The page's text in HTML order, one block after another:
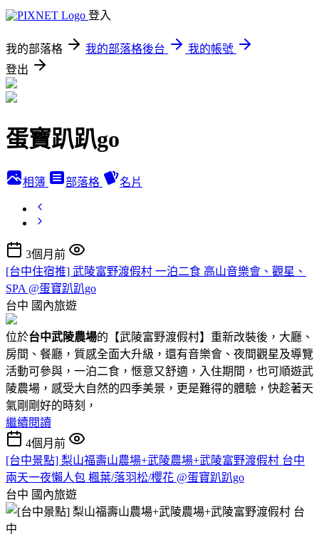
登入
我的部落格 我的部落格後台
我的帳號
登出
蛋寶趴趴go
相簿 部落格 名片
3個月前
[台中住宿推] 武陵富野渡假村 一泊二食 高山音樂會、觀星、
SPA @蛋寶趴趴go
台中 國內旅遊
位於台中武陵農場的【武陵富野渡假村】重新改裝後，大廳、
房間、餐廳，質感全面大升級，還有音樂會、夜間觀星及導覽
活動可參與，一泊二食，愜意又舒適，入住期間，也可順遊武
陵農場，感受大自然的四季美景，更是難得的體驗，快趁著天
氣剛剛好的時刻，
繼續閱讀
4個月前
[台中景點] 梨山福壽山農場+武陵農場+武陵富野渡假村 台中
兩天一夜懶人包 楓葉/落羽松/櫻花 @蛋寶趴趴go
台中 國內旅遊